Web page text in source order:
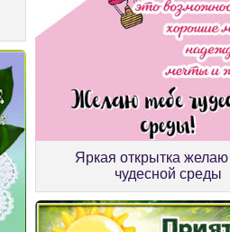
Яркая открытка желаю
чудесной среды